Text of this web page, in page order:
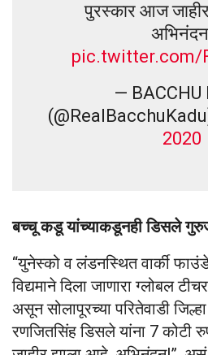
पुरस्कार आज
pic.twitter.com/
— BACCHU
2020
बच्चू कडू यांच्याकडूनही डिसले
“युनेस्को व लंडनस्थित वार्की
विद्यमाने दिला जाणारा ग्लोबल
असून सोलापूरच्या परितेवाडी
रणजितसिंह डिसले यांना 7 कोटी